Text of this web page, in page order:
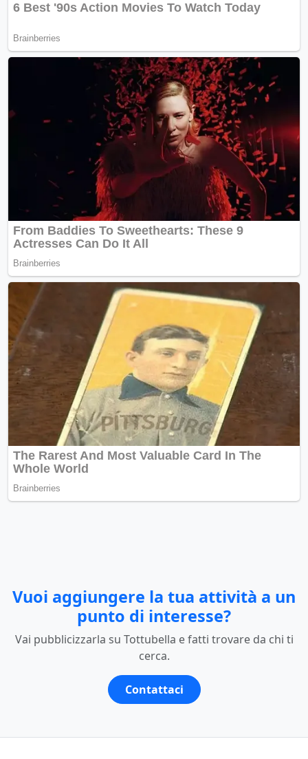
Vuoi aggiungere la tua attività a un
punto di interesse?
Vai pubblicizzarla su Tottubella e fatti trovare da chi ti
cerca.
Contattaci